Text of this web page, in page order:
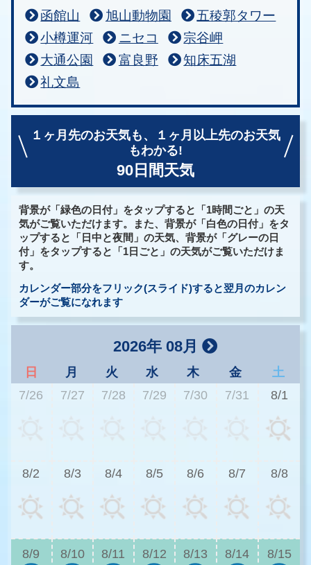
函館山 旭山動物園
五稜郭タワー
小樽運河
ニセコ
宗谷岬
大通公園
富良野
知床五湖
礼文島
１ヶ月先のお天気も、
１ヶ月以上先のお天気
もわかる!
90日間天気
背景が「緑色の日付」をタップすると「1時間ごと」の天
気がご覧いただけます。また、背景が「白色の日付」をタ
ップすると「日中と夜間」の天気、背景が「グレーの日
付」をタップすると「1日ごと」の天気がご覧いただけま
す。
カレンダー部分をフリック(スライド)すると翌月のカレン
ダーがご覧になれます
2026年 08月
日 月 火 水 木 金
土
7/26
7/27 7/28 7/29 7/30 7/31 8/1
8/2 8/3 8/4 8/5 8/6 8/7 8/8
8/9 8/10 8/11 8/12 8/13 8/14 8/15